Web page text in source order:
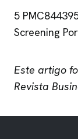
5
Screening
Este artigo
Revista